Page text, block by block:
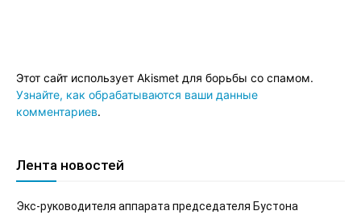
Этот сайт использует Akismet для борьбы со спамом.
Узнайте, как обрабатываются ваши данные
комментариев.
Лента новостей
Экс-руководителя аппарата председателя Бустона